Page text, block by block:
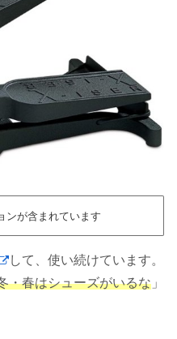
ンが含まれています
して、使い続けています。
・春はシューズがいるな 」